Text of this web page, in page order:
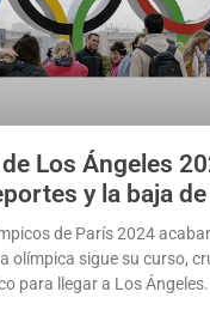
Los Ángeles
y la baja
de París 2024
olímpica sigue su curso,
para llegar a Los Ángeles.